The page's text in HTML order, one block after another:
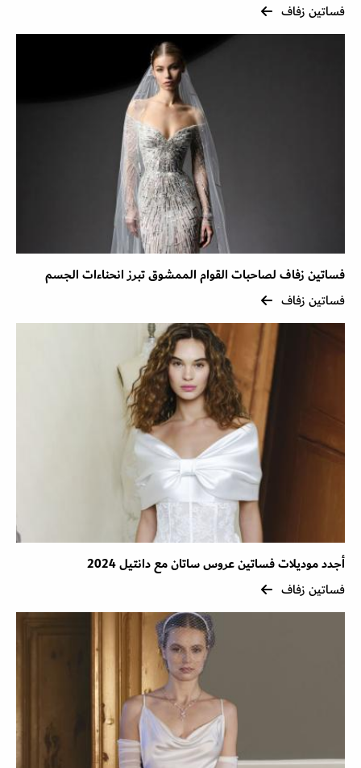
فساتين زفاف
فساتين زفاف لصاحبات القوام الممشوق تبرز انحناءات الجسم
فساتين زفاف
أجدد موديلات فساتين عروس ساتان مع دانتيل 2024
فساتين زفاف